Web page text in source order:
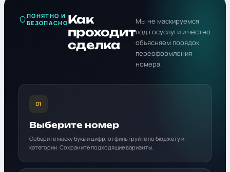
ПОНЯТНО И
БЕЗОПАСНОКак
проходит
сделка
Мы не маскируемся
под госуслуги и честно
объясняем порядок
переоформления
номера.
01
Выберите номер
Соберите маску букв и цифр, отфильтруйте по бюджету и
категории. Сохраните подходящие варианты.